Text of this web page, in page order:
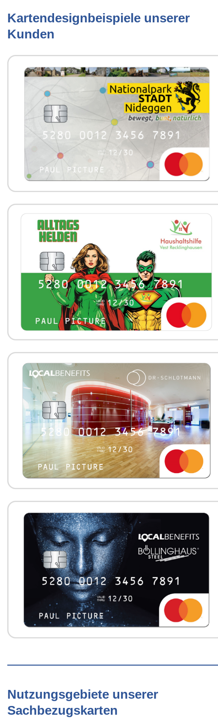
Kartendesignbeispiele unserer
Kunden
Nutzungsgebiete unserer
Sachbezugskarten